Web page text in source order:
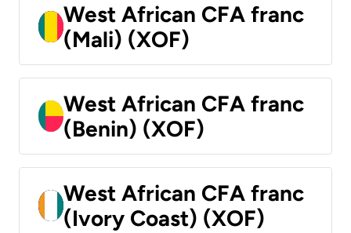
West African CFA franc
(Mali) (XOF)
West African CFA franc
(Benin) (XOF)
West African CFA franc
(Ivory Coast) (XOF)